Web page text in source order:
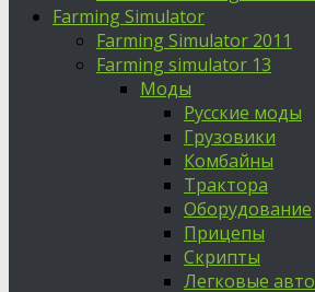
Farming Simulator
Farming Simulator 2011
Farming simulator 13
Моды
Русские моды
Грузовики
Комбайны
Трактора
Оборудование
Прицепы
Скрипты
Легковые авто